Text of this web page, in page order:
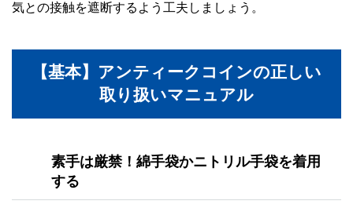
気との接触を遮断するよう工夫しましょう。
【基本】アンティークコインの正しい
取り扱いマニュアル
素手は厳禁！綿手袋かニトリル手袋を着用
する